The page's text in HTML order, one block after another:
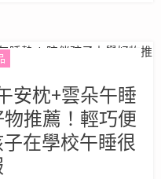
安枕+雲朵午睡
推薦！輕巧便
在學校午睡很